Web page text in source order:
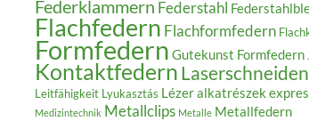
Federklammern Federstahl
Flachfedern Flachformfedern
Formfedern Gutekunst Formfedern
KontaktfedernLaserschneiden
Leitfähigkeit Lyukasztás Lézer alkatrészek
Medizintechnik Metallclips Metalle Metallfedern